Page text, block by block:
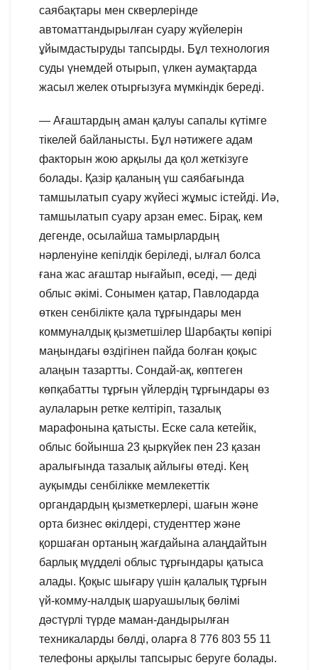
саябақтары мен скверлерінде
автоматтандырылған суару жүйелерін
ұйымдастыруды тапсырды. Бұл технология
суды үнемдей отырып, үлкен аумақтарда
жасыл желек отырғызуға мүмкіндік береді.
— Ағаштардың аман қалуы сапалы күтімге
тікелей байланысты. Бұл нәтижеге адам
факторын жою арқылы да қол жеткізуге
болады. Қазір қаланың үш саябағында
тамшылатып суару жүйесі жұмыс істейді. Иә,
тамшылатып суару арзан емес. Бірақ, кем
дегенде, осылайша тамырлардың
нәрленуіне кепілдік беріледі, ылғал болса
ғана жас ағаштар нығайып, өседі, — деді
облыс әкімі. Сонымен қатар, Павлодарда
өткен сенбілікте қала тұрғындары мен
коммуналдық қызметшілер Шарбақты көпірі
маңындағы өздігінен пайда болған қоқыс
алаңын тазартты. Сондай-ақ, көптеген
көпқабатты тұрғын үйлердің тұрғындары өз
аулаларын ретке келтіріп, тазалық
марафонына қатысты. Еске сала кетейік,
облыс бойынша 23 қыркүйек пен 23 қазан
аралығында тазалық айлығы өтеді. Кең
ауқымды сенбілікке мемлекеттік
органдардың қызметкерлері, шағын және
орта бизнес өкілдері, студенттер және
қоршаған ортаның жағдайына алаңдайтын
барлық мүдделі облыс тұрғындары қатыса
алады. Қоқыс шығару үшін қалалық тұрғын
үй-комму-налдық шаруашылық бөлімі
дәстүрлі түрде маман-дандырылған
техникаларды бөлді, оларға 8 776 803 55 11
телефоны арқылы тапсырыс беруге болады.